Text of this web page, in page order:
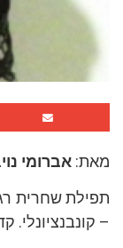
מאת: אברומי
תפילת שחרית
– קונבנציונלי.